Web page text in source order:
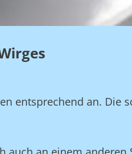
entsprechend an. Die